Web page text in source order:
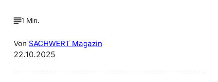
1 Min.
Von SACHWERT Magazin
22.10.2025